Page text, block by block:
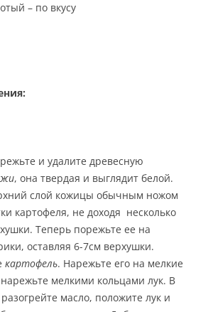
– по вкусу
и удалите древесную
, она твердая и выглядит белой.
слой кожицы обычным ножом
картофеля, не доходя несколько
Теперь порежьте ее на
оставляя 6-7см верхушки.
картофель. Нарежьте его на мелкие
мелкими кольцами лук. В
масло, положите лук и